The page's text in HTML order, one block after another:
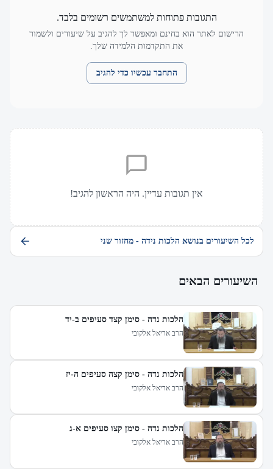
התגובות פתוחות למשתמשים רשומים בלבד.
הרישום לאתר הוא בחינם ומאפשר לך להגיב על שיעורים ולשמור
את התקדמות הלמידה שלך.
התחבר עכשיו כדי להגיב
אין תגובות עדיין. היה הראשון להגיב!
לכל השיעורים בנושא הלכות נידה - מחזור שני
השיעורים הבאים
הלכות נדה - סימן קצד סעיפים ב-יד
הרב אריאל אלקובי
הלכות נדה - סימן קצה סעיפים ה-יז
הרב אריאל אלקובי
הלכות נדה - סימן קצו סעיפים א-ג
הרב אריאל אלקובי